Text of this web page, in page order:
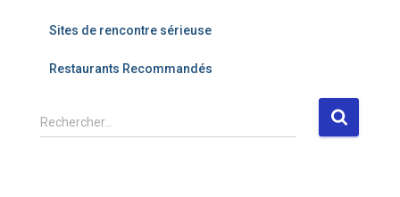
Sites de rencontre sérieuse
Restaurants Recommandés
R
e
Rechercher…